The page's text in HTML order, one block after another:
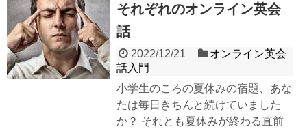
それぞれのオンライン英会
話
2022/12/21
オンライン英会
話入門
小学生のころの夏休みの宿題、あな
たは毎日きちんと続けていました
か？ それとも夏休みが終わる直前